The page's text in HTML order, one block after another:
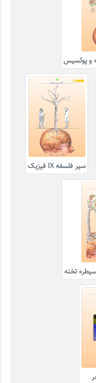
و پوئسیس
سیر فلسفه IX فیزیک